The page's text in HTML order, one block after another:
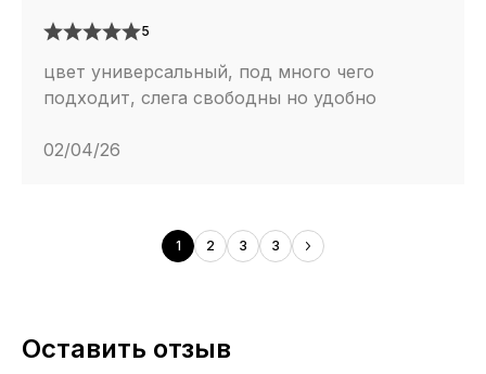
5
цвет универсальный, под много чего
подходит, слега свободны но удобно
02/04/26
1 2 3 3
Оставить отзыв